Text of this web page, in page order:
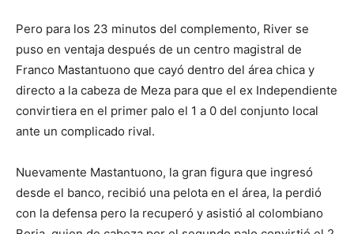
Pero para los 23 minutos del complemento, River se
puso en ventaja después de un centro magistral de
Franco Mastantuono que cayó dentro del área chica y
directo a la cabeza de Meza para que el ex Independiente
convirtiera en el primer palo el 1 a 0 del conjunto local
ante un complicado rival.
Nuevamente Mastantuono, la gran figura que ingresó
desde el banco, recibió una pelota en el área, la perdió
con la defensa pero la recuperó y asistió al colombiano